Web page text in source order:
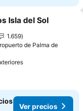
Isla del Sol
1.659
de Palma de
Ver precios